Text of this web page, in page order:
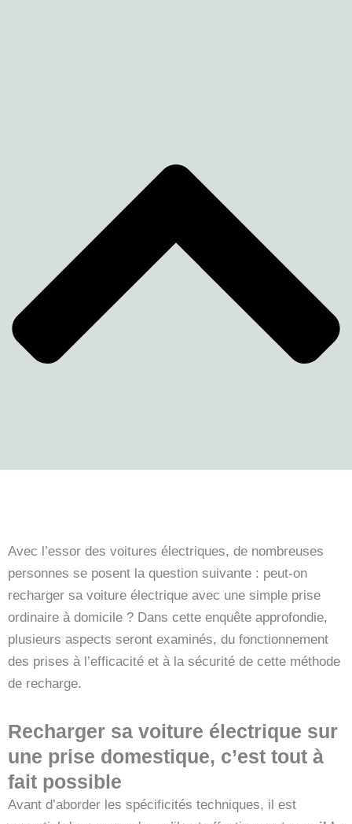
Avec l’essor des voitures électriques, de nombreuses
personnes se posent la question suivante : peut-on
recharger sa voiture électrique avec une simple prise
ordinaire à domicile ? Dans cette enquête approfondie,
plusieurs aspects seront examinés, du fonctionnement
des prises à l’efficacité et à la sécurité de cette méthode
de recharge.
Recharger sa voiture électrique sur
une prise domestique, c’est tout à
fait possible
Avant d’aborder les spécificités techniques, il est